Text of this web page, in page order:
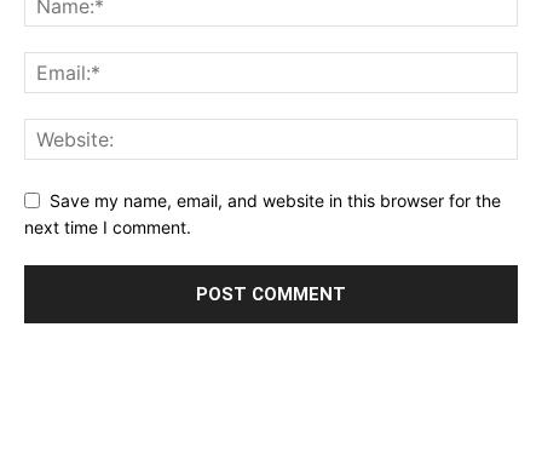
Save my name, email, and website in this browser for the
next time I comment.